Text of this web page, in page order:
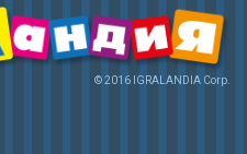
© 2016 IGRALANDIA Corp.